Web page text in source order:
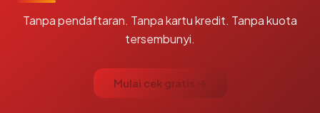
Tanpa pendaftaran. Tanpa kartu kredit. Tanpa kuota
tersembunyi.
Mulai cek gratis →